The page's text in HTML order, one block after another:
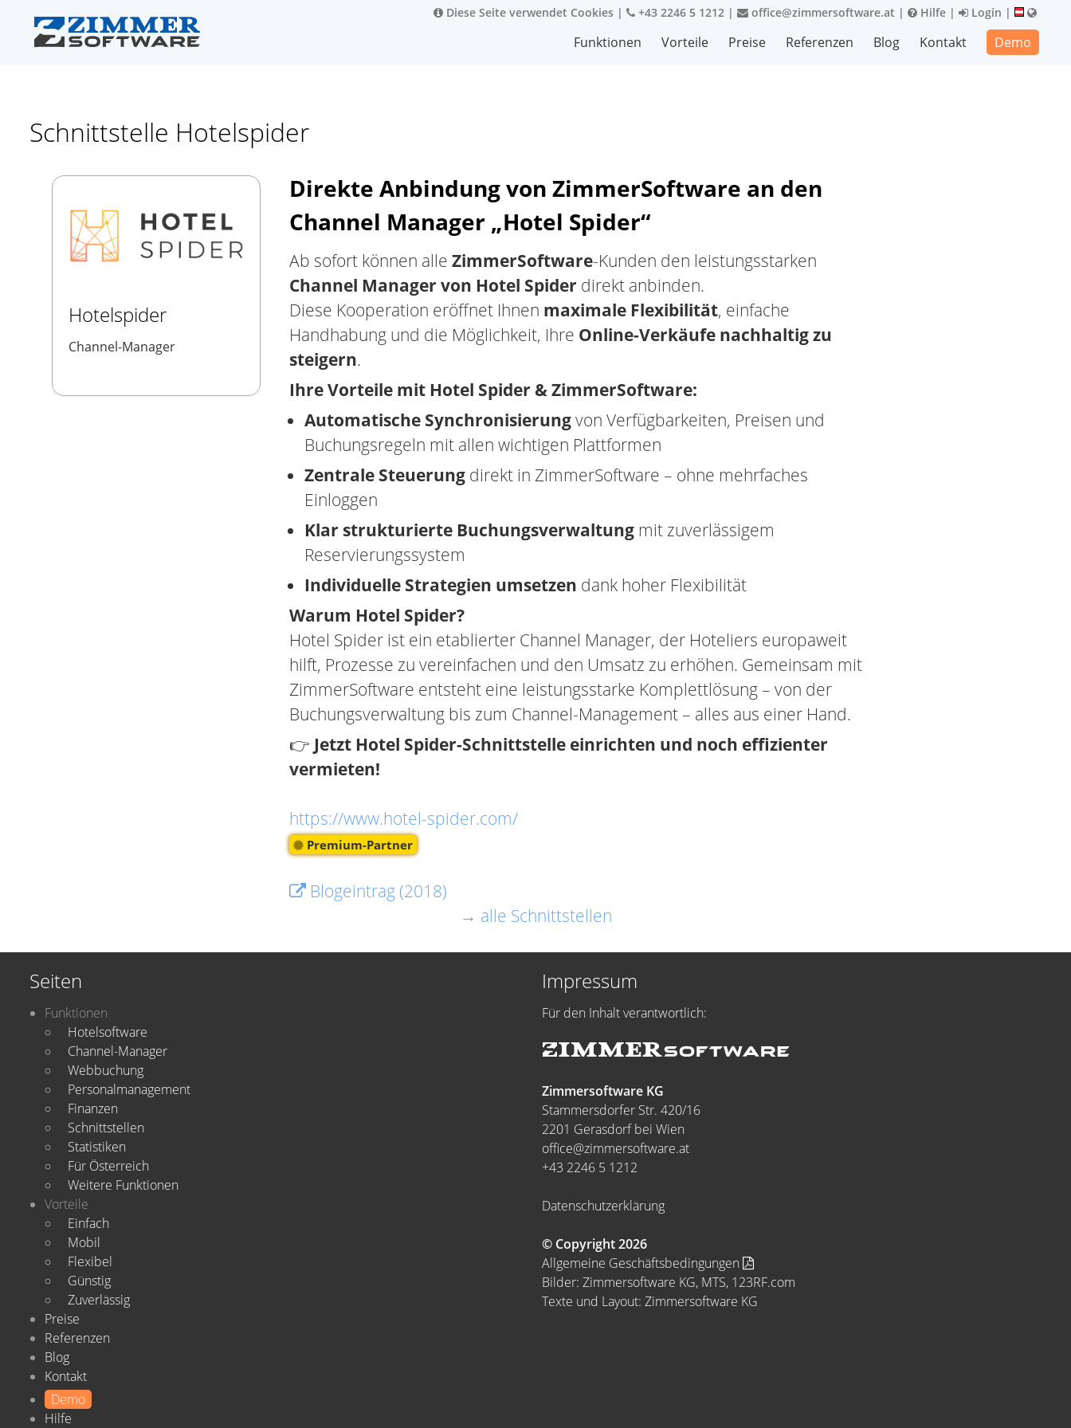
Diese Seite verwendet Cookies | +43 2246 5 1212 | office@zimmersoftware.at | Hilfe | Login |
Funktionen Vorteile Preise Referenzen Blog Kontakt Demo
Schnittstelle Hotelspider
Hotelspider
Channel-Manager
Direkte Anbindung von ZimmerSoftware an den
Channel Manager „Hotel Spider“
Ab sofort können alle ZimmerSoftware-Kunden den leistungsstarken
Channel Manager von Hotel Spider direkt anbinden.
Diese Kooperation eröffnet Ihnen maximale Flexibilität, einfache
Handhabung und die Möglichkeit, Ihre Online-Verkäufe nachhaltig zu
steigern.
Ihre Vorteile mit Hotel Spider & ZimmerSoftware:
Automatische Synchronisierungvon Verfügbarkeiten, Preisen und
Buchungsregeln mit allen wichtigen Plattformen
Zentrale Steuerungdirekt in ZimmerSoftware – ohne mehrfaches
Einloggen
Klar strukturierte Buchungsverwaltungmit zuverlässigem
Reservierungssystem
Individuelle Strategien umsetzen dank hoher Flexibilität
Warum Hotel Spider?
Hotel Spider ist ein etablierter Channel Manager, der Hoteliers europaweit
hilft, Prozesse zu vereinfachen und den Umsatz zu erhöhen. Gemeinsam mit
ZimmerSoftware entsteht eine leistungsstarke Komplettlösung – von der
Buchungsverwaltung bis zum Channel-Management – alles aus einer Hand.
👉 Jetzt Hotel Spider-Schnittstelle einrichten und noch effizienter
vermieten!
https://www.hotel-spider.com/
Premium-Partner
Blogeintrag (2018)
→ alle Schnittstellen
Seiten
Funktionen
Hotelsoftware
Channel-Manager
Webbuchung
Personalmanagement
Finanzen
Schnittstellen
Statistiken
Für Österreich
Weitere Funktionen
Vorteile
Einfach
Mobil
Flexibel
Günstig
Zuverlässig
Preise
Referenzen
Blog
Kontakt
Demo
Hilfe
Impressum
Für den Inhalt verantwortlich:
Zimmersoftware KG
Stammersdorfer Str. 420/16
2201 Gerasdorf bei Wien
office@zimmersoftware.at
+43 2246 5 1212
Datenschutzerklärung
© Copyright 2026
Allgemeine Geschäftsbedingungen
Bilder: Zimmersoftware KG, MTS, 123RF.com
Texte und Layout: Zimmersoftware KG